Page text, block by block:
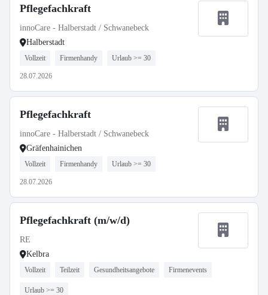
Pflegefachkraft
innoCare - Halberstadt / Schwanebeck
Halberstadt
Vollzeit Firmenhandy Urlaub >= 30
28.07.2026
Pflegefachkraft
innoCare - Halberstadt / Schwanebeck
Gräfenhainichen
Vollzeit Firmenhandy Urlaub >= 30
28.07.2026
Pflegefachkraft (m/w/d)
RE
Kelbra
Vollzeit Teilzeit Gesundheitsangebote Firmenevents
Urlaub >= 30